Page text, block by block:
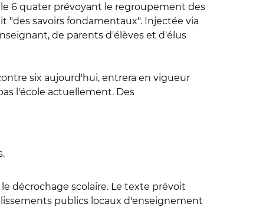
6 quater prévoyant le regroupement des
"des savoirs fondamentaux". Injectée via
de parents d'élèves et d'élus
six aujourd'hui, entrera en vigueur
l'école actuellement. Des
décrochage scolaire. Le texte prévoit
publics locaux d'enseignement